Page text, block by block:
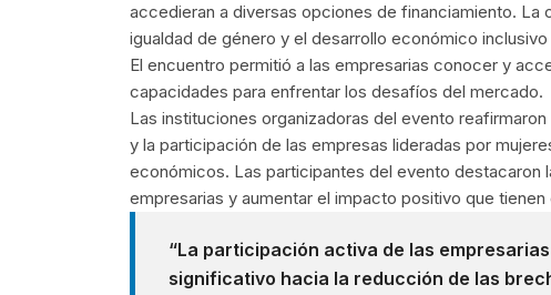
accedieran a diversas opciones de financiamiento. La
igualdad de género y el desarrollo económico inclusivo
El encuentro permitió a las empresarias conocer y
capacidades para enfrentar los desafíos del mercado.
Las instituciones organizadoras del evento
y la participación de las empresas lideradas por
económicos. Las participantes del evento destacaron
empresarias y aumentar el impacto positivo que
“La participación activa de las
significativo hacia la reducción de las